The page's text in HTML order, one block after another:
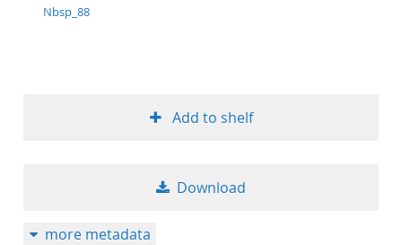
wav
Nbsp_88
Add to shelf
Download
more metadata